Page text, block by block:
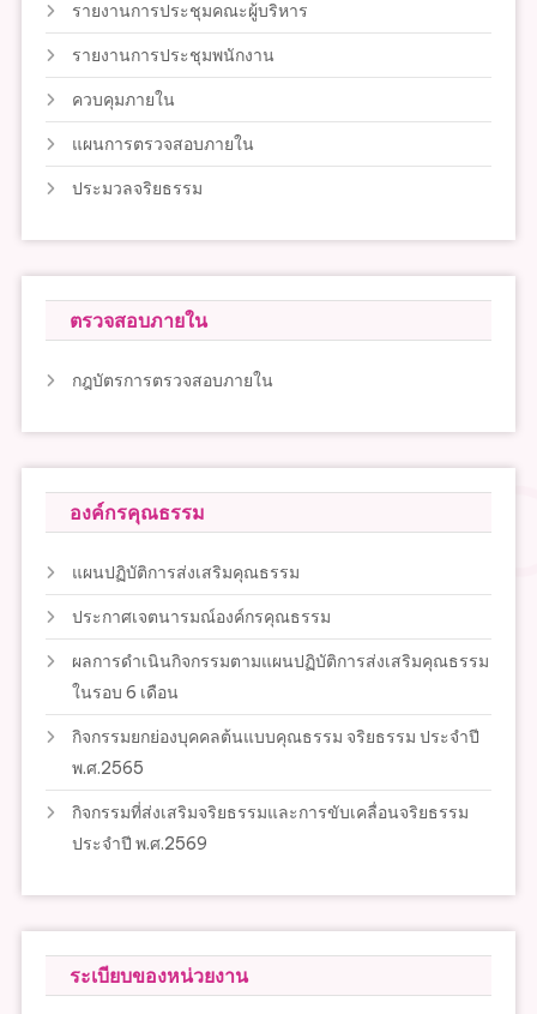
รายงานการประชุมคณะผู้บริหาร
รายงานการประชุมพนักงาน
ควบคุมภายใน
แผนการตรวจสอบภายใน
ประมวลจริยธรรม
ตรวจสอบภายใน
กฎบัตรการตรวจสอบภายใน
องค์กรคุณธรรม
แผนปฏิบัติการส่งเสริมคุณธรรม
ประกาศเจตนารมณ์องค์กรคุณธรรม
ผลการดำเนินกิจกรรมตามแผนปฏิบัติการส่งเสริมคุณธรรม
ในรอบ 6 เดือน
กิจกรรมยกย่องบุคคลต้นแบบคุณธรรม จริยธรรม ประจำปี
พ.ศ.2565
กิจกรรมที่ส่งเสริมจริยธรรมและการขับเคลื่อนจริยธรรม
ประจำปี พ.ศ.2569
ระเบียบของหน่วยงาน